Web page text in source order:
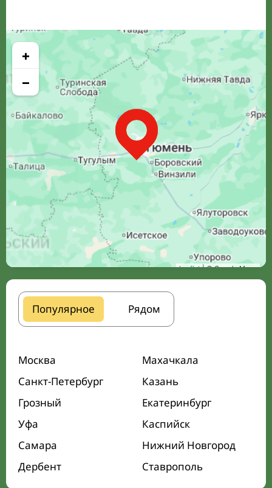
+
−
Leaflet| © Google Maps
Популярное Рядом
Москва
Махачкала
Санкт-Петербург
Казань
Грозный
Екатеринбург
Уфа
Каспийск
Самара
Нижний Новгород
Дербент
Ставрополь